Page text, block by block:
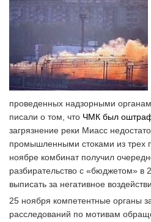
проведенных надзорными
писали о том, что ЧМК был
загрязнение реки Миасс
промышленными стоками из трех
ноябре комбинат получил
разбирательство с «бюджетом»
выписать за негативное
25 ноября компетентные органы
расследований по мотивам